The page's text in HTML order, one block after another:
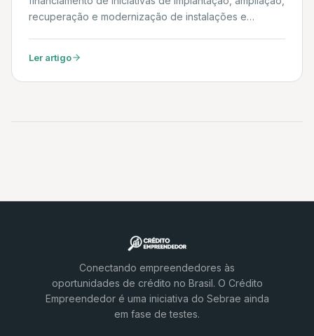
recuperação e modernização de instalações e
pesca e aquicultura. Daniel
Ler artigo
Conectando empreendedores às
oportunidades de crédito no Brasil. O Crédito
Empreendedor é uma iniciativa do Sebrae ainda
em fase de testes.